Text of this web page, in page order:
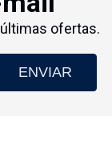
ofertas.
ENVIAR